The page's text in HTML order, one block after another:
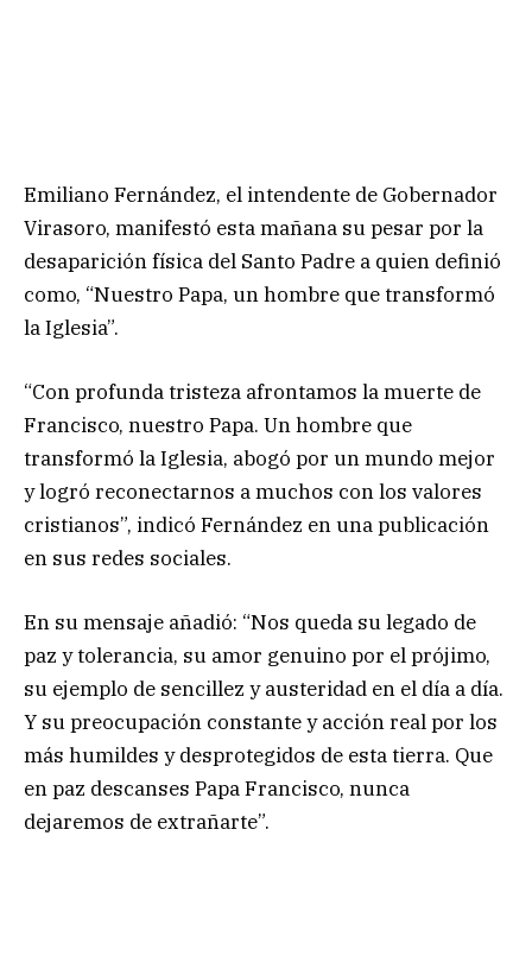
Emiliano Fernández, el intendente de Gobernador
Virasoro, manifestó esta mañana su pesar por la
desaparición física del Santo Padre a quien definió
como, “Nuestro Papa, un hombre que transformó
la Iglesia”.
“Con profunda tristeza afrontamos la muerte de
Francisco, nuestro Papa. Un hombre que
transformó la Iglesia, abogó por un mundo mejor
y logró reconectarnos a muchos con los valores
cristianos”, indicó Fernández en una publicación
en sus redes sociales.
En su mensaje añadió: “Nos queda su legado de
paz y tolerancia, su amor genuino por el prójimo,
su ejemplo de sencillez y austeridad en el día a día.
Y su preocupación constante y acción real por los
más humildes y desprotegidos de esta tierra. Que
en paz descanses Papa Francisco, nunca
dejaremos de extrañarte”.